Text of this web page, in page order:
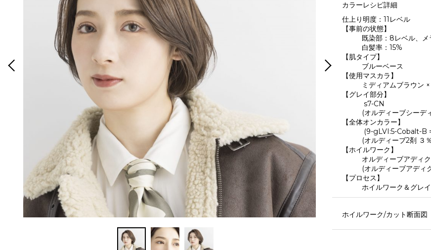
カラーレシピ詳細
仕上り明度： 11 レベル
【事前の状態】
既染部：8レベル、
白髪率：15%
【肌タイプ】
ブルーベース
【使用マスカラ】
ミディアムブラウン
【グレイ部分】
s7-CN
(オルディーブシーデ
【全体オンカラー】
(9-gLVI:5-Cobalt-B
(オルディーブ2剤 ３
【ホイルワーク】
オルディーブアディ
(オルディーブアディ
【プロセス】
ホイルワーク＆グレ
ホイルワーク/カット断面図